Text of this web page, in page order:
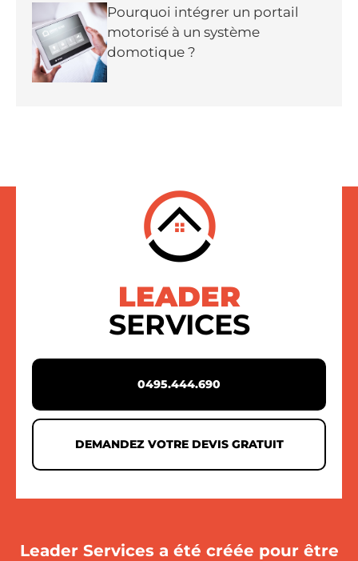
Pourquoi intégrer un portail
motorisé à un système
domotique ?
LEADER
SERVICES
0495.444.690
DEMANDEZ VOTRE DEVIS GRATUIT
Leader Services a été créée pour être